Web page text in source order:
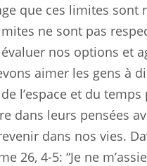
que ces limites sont
ne sont pas
nos options et
aimer les gens à
l’espace et du
dans leurs pensées
dans nos vies.
26, 4-5: “Je ne